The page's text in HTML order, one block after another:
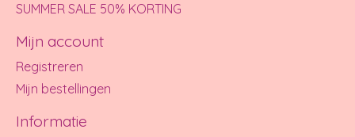
SUMMER SALE 50% KORTING
Mijn account
Registreren
Mijn bestellingen
Informatie